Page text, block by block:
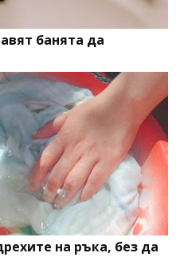
банята да
на ръка, без да